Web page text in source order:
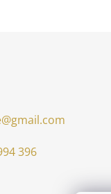
@gmail.com
396